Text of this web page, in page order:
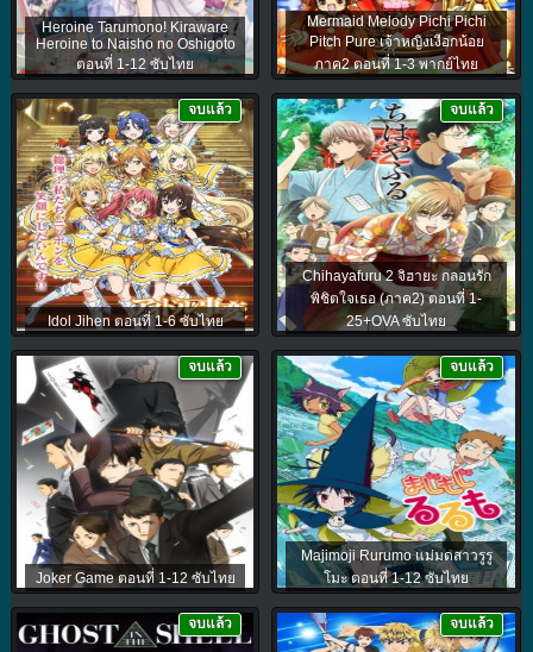
Heroine Tarumono! Kiraware
Heroine to Naisho no Oshigoto
ตอนที่ 1-12 ซับไทย
Mermaid Melody Pichi Pichi
Pitch Pure เจ้าหญิงเงือกน้อย
ภาค2 ตอนที่ 1-3 พากย์ไทย
Idol Jihen ตอนที่ 1-6 ซับไทย
จบแล้ว
Chihayafuru 2 จิฮายะ กลอนรัก
พิชิตใจเธอ (ภาค2) ตอนที่ 1-
25+OVA ซับไทย
จบแล้ว
Joker Game ตอนที่ 1-12 ซับไทย
จบแล้ว
Majimoji Rurumo แม่มดสาวรูรู
โมะ ตอนที่ 1-12 ซับไทย
จบแล้ว
จบแล้ว จบแล้ว